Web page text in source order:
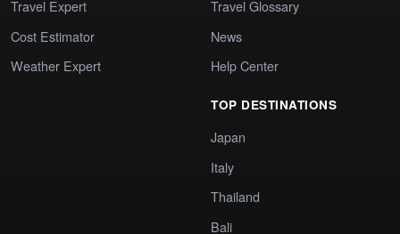
Travel Expert
Cost Estimator
Weather Expert
Travel Glossary
News
Help Center
TOP DESTINATIONS
Japan
Italy
Thailand
Bali